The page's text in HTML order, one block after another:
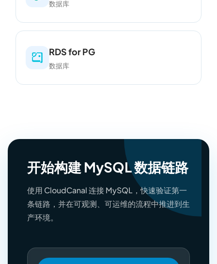
数据库
RDS for PG
数据库
开始构建 MySQL 数据链路
使用 CloudCanal 连接 MySQL，快速验证第一
条链路，并在可观测、可运维的流程中推进到生
产环境。